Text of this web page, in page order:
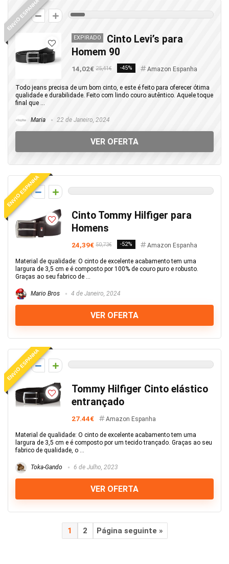
ENVIO ESPANHA
5
EXPIRADO
Cinto Levi’s para
Homem 90
14,02€ 25,41€ -45% Amazon Espanha
Todo jeans precisa de um bom cinto, e este é feito para oferecer ótima
qualidade e durabilidade. Feito com lindo couro autêntico. Aquele toque
final que ...
Maria 22 de Janeiro, 2024
VER OFERTA
ENVIO ESPANHA
0
Cinto Tommy Hilfiger para
Homens
24,39€ 50,73€ -52% Amazon Espanha
Material de qualidade: O cinto de excelente acabamento tem uma
largura de 3,5 cm e é composto por 100% de couro puro e robusto.
Graças ao seu fabrico de ...
Mario Bros 4 de Janeiro, 2024
VER OFERTA
ENVIO ESPANHA
0
Tommy Hilfiger Cinto elástico
entrançado
27.44€ Amazon Espanha
Material de qualidade: O cinto de excelente acabamento tem uma
largura de 3,5 cm e é composto por um tecido trançado. Graças ao seu
fabrico de qualidade, o ...
Toka-Gando 6 de Julho, 2023
VER OFERTA
1 2 Página seguinte »